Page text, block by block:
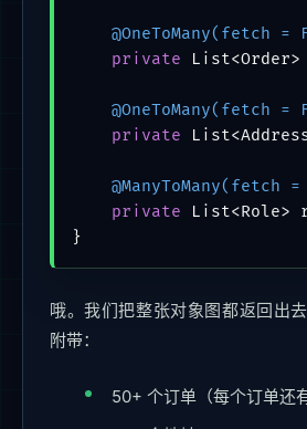
@OneToMany(fetch =
private
@OneToMany(fetch =
private
@ManyToMany(fetch =
private List<Role>
}
哦。我们把整张对象图都返回出
附带：
50+ 个订单（每个订单还